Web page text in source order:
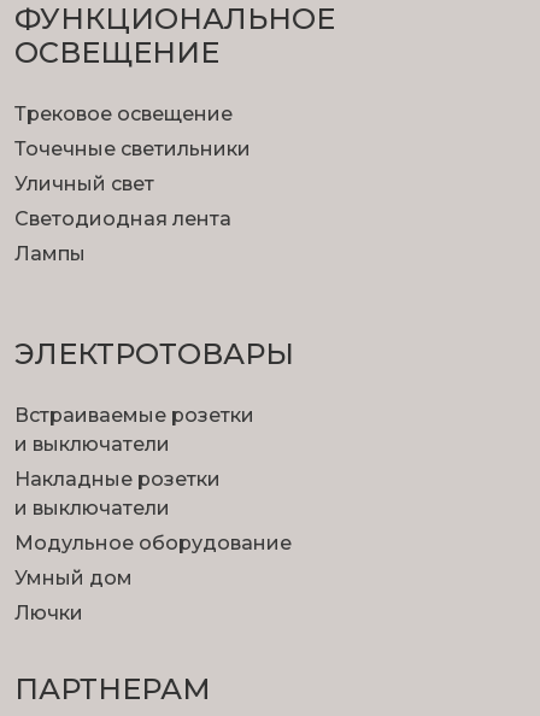
ФУНКЦИОНА­ЛЬНОЕ
ОСВЕЩЕНИЕ
Трековое освещение
Точечные светильники
Уличный свет
Светодиодная лента
Лампы
ЭЛЕКТРОТОВАРЫ
Встраиваемые розетки
и выключатели
Накладные розетки
и выключатели
Модульное оборудование
Умный дом
Лючки
ПАРТНЕРАМ